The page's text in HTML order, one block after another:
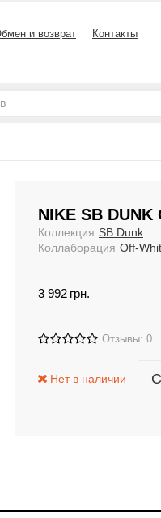
и возврат
Контакты
NIKE SB DUNK
Коллекция SB Dunk
Коллаборация Off-
3 992 грн.
Отзывы: 0
Нет в наличии